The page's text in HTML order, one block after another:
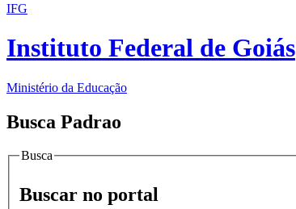
IFG
Instituto Federal de Goiás
Ministério da Educação
Busca Padrao
Busca
Buscar no portal